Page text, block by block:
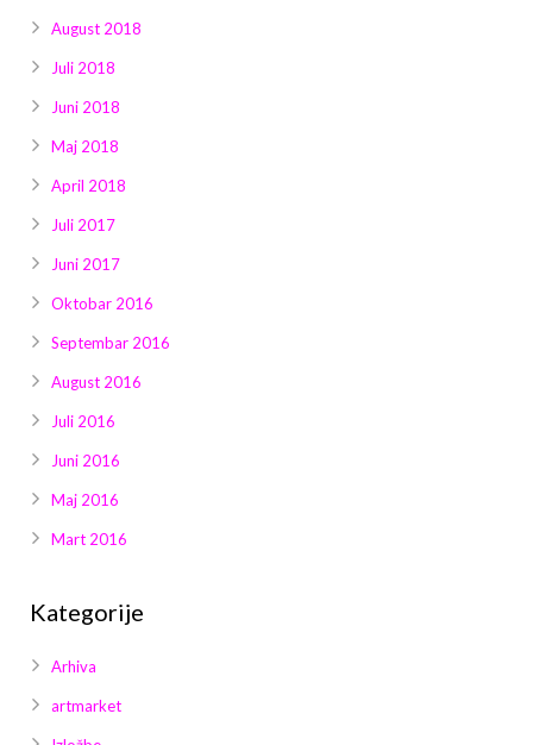
August 2018
Juli 2018
Juni 2018
Maj 2018
April 2018
Juli 2017
Juni 2017
Oktobar 2016
Septembar 2016
August 2016
Juli 2016
Juni 2016
Maj 2016
Mart 2016
Kategorije
Arhiva
artmarket